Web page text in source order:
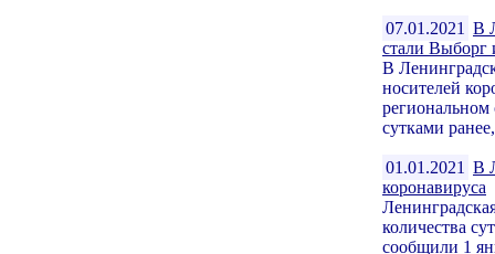
07.01.2021 В
стали Выборг
В
носителей
региональном
сутками
01.01.2021 В
коронавируса
количества
сообщили 1